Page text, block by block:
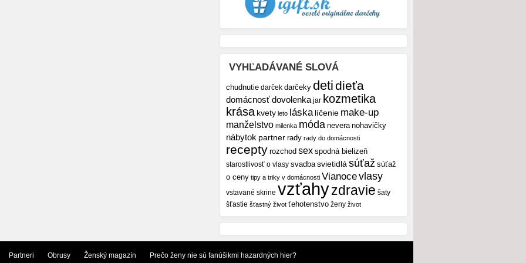
VYHĽADÁVANÉ SLOVÁ
chudnutie darček darčeky detidieťa
domácnosťdovolenka jar kozmetika
krása kvety leto láska líčenie make-up
manželstvo milenka móda nevera nohavičky
nábytok partner rady rady do domácnosti
recepty rozchod sex spodná bielizeň
starostlivosť o vlasy svadba svietidlá súťaž súťaž
o ceny tipy a triky v domácnosti Vianocevlasy
vstavané skrine vzťahyzdravie šaty
šťastie šťastný život ťehotenstvo ženy život
Partneri Obrusy Ženský magazín Prečo ženy nie sú fanúšikmi hazardných hier?